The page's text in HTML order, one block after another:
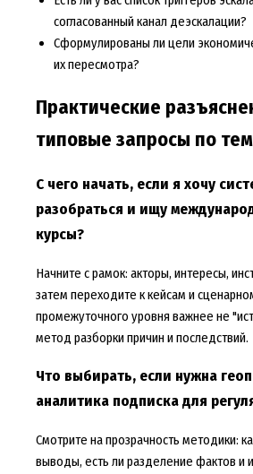
согласованный канал деэскалации?
Сформулированы ли цели
их пересмотра?
Практические
типовые запросы по
С чего начать, если я хочу
разобраться и ищу
курсы?
Начните с рамок: акторы, интересы,
затем переходите к кейсам и
промежуточного уровня важнее не
метод разборки причин и последствий.
Что выбирать, если нужна
аналитика подписка для
Смотрите на прозрачность методики:
выводы, есть ли разделение фактов и